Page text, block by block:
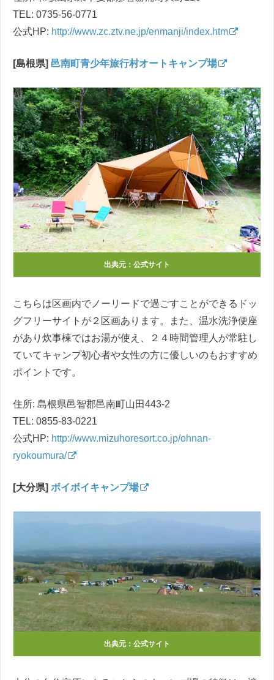
TEL: 0735-56-0771
公式HP: http://www.zc.ztv.ne.jp/enmanji/index.htm
[島根県] 邑南町青少年旅行村オートキャンプ場
出典元：公式サイト
こちらは区画内でノーリードで過ごすことができるドッ
グフリーサイトが２区画あります。また、温水洗浄便座
があり炊事棟ではお湯が使え、２４時間管理人が常駐し
ていてキャンプ初心者や女性の方に優しいのもおすすめ
ポイントです。
住所: 島根県邑智郡邑南町山田443-2
TEL: 0855-83-0221
公式HP: http://www.mizuhoresort.co.jp/ohnan-
ryokoumura/
[大分県] ボイボイキャンプ場
出典元：公式サイト